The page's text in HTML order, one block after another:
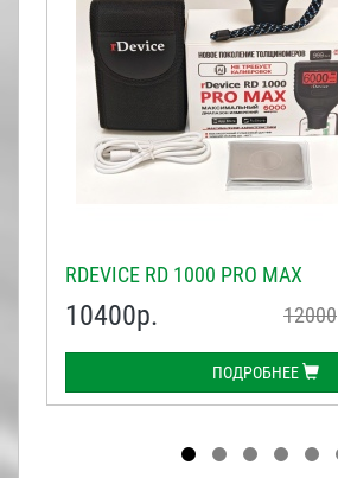
RDEVICE RD 1000 PRO MAX
10400р. 12000
ПОДРОБНЕЕ